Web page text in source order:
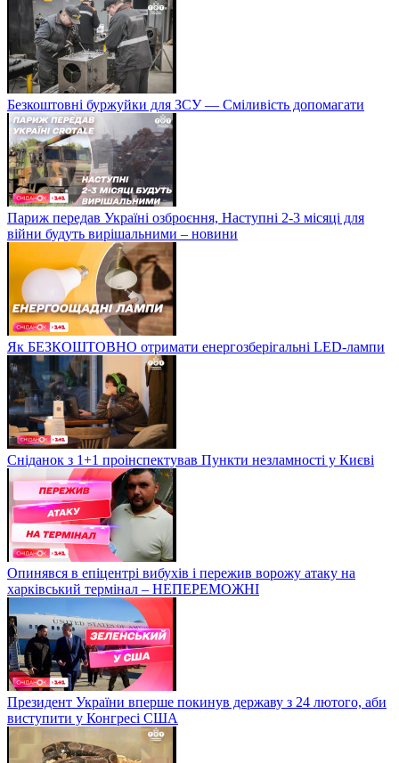
Безкоштовні буржуйки для ЗСУ — Сміливість допомагати
Париж передав Україні озброєння, Наступні 2-3 місяці для
війни будуть вирішальними – новини
Як БЕЗКОШТОВНО отримати енергозберігальні LED-лампи
Сніданок з 1+1 проінспектував Пункти незламності у Києві
Опинявся в епіцентрі вибухів і пережив ворожу атаку на
харківський термінал – НЕПЕРЕМОЖНІ
Президент України вперше покинув державу з 24 лютого, аби
виступити у Конгресі США